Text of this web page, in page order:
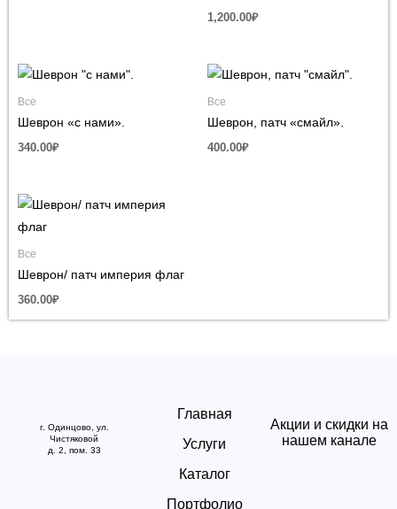
1,200.00₽
Все
Шеврон «с нами».
340.00₽
Все
Шеврон, патч «смайл».
400.00₽
Все
Шеврон/ патч империя флаг
360.00₽
г. Одинцово, ул.
Чистяковой
д. 2, пом. 33
Главная
Услуги
Каталог
Портфолио
Акции и скидки на
нашем канале